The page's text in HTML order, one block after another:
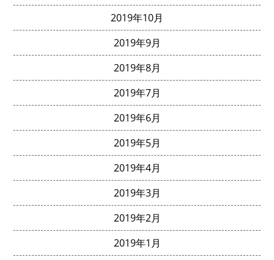
2019年10月
2019年9月
2019年8月
2019年7月
2019年6月
2019年5月
2019年4月
2019年3月
2019年2月
2019年1月